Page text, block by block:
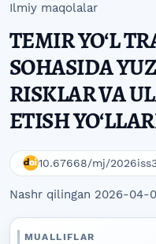
Ilmiy maqolalar
TEMIR YOʻL
SOHASIDA
RISKLAR VA
ETISH
10.67668/mj/
Nashr qilingan 2026-04-
MUALLIFLAR